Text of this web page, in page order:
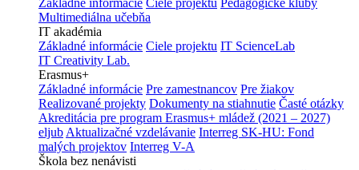
Základné informácie Ciele projektu Pedagogické kluby
Multimediálna učebňa
IT akadémia
Základné informácie Ciele projektu IT ScienceLab
IT Creativity Lab.
Erasmus+
Základné informácie Pre zamestnancov Pre žiakov
Realizované projekty Dokumenty na stiahnutie Časté otázky
Akreditácia pre program Erasmus+ mládež (2021 – 2027)
eljub Aktualizačné vzdelávanie Interreg SK-HU: Fond
malých projektov Interreg V-A
Škola bez nenávisti